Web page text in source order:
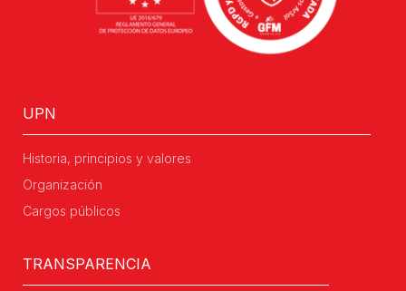
UPN
Historia, principios y valores
Organización
Cargos públicos
TRANSPARENCIA